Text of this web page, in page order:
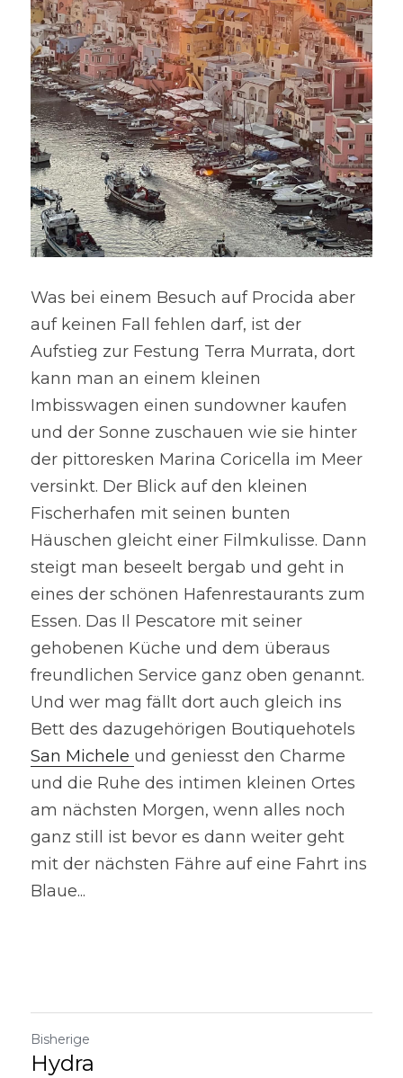
Was bei einem Besuch auf Procida aber
auf keinen Fall fehlen darf, ist der
Aufstieg zur Festung Terra Murrata, dort
kann man an einem kleinen
Imbisswagen einen sundowner kaufen
und der Sonne zuschauen wie sie hinter
der pittoresken Marina Coricella im Meer
versinkt. Der Blick auf den kleinen
Fischerhafen mit seinen bunten
Häuschen gleicht einer Filmkulisse. Dann
steigt man beseelt bergab und geht in
eines der schönen Hafenrestaurants zum
Essen. Das Il Pescatore mit seiner
gehobenen Küche und dem überaus
freundlichen Service ganz oben genannt.
Und wer mag fällt dort auch gleich ins
San Michele und geniesst den Charme
und die Ruhe des intimen kleinen Ortes
am nächsten Morgen, wenn alles noch
ganz still ist bevor es dann weiter geht
mit der nächsten Fähre auf eine Fahrt ins
Blaue...
Bisherige
Hydra